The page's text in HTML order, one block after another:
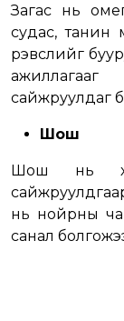
Загас нь
судас, танин
үрэвслийг
сайжруулдаг
Шош
Шош нь
нь нойрны
санал